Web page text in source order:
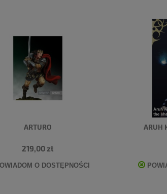
ARTURO
219,00 zł
O DOSTĘPNOŚCI
ARUH